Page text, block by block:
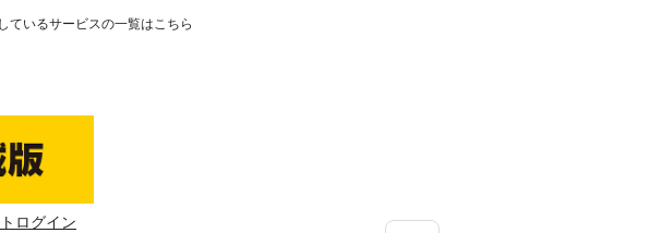
ているサービスの一覧はこちら
ログイン